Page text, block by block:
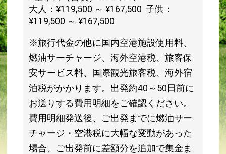
大人：¥119,500 ～ ¥167,500 子供：
¥119,500 ～ ¥167,500
※旅行代金の他に国内空港施設使用料、
燃油サーチャージ、海外空港税、旅客保
安サービス料、国際観光旅客税、海外宿
泊税がかかります。出発約40～50日前に
お送りする費用明細をご確認ください。
費用明細発送後、ご出発までに燃油サー
チャージ・空港税に大幅な変動があった
場合、ご出発前に差額分を追加で集金ま